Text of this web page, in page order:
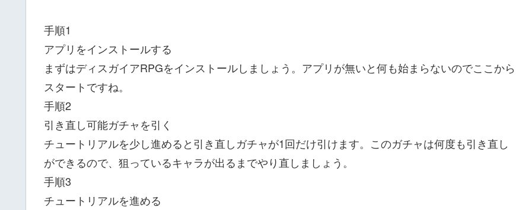
手順1
アプリをインストールする
まずはディスガイアRPGをインストールしましょう。アプリが無いと何も始まらないのでここから
スタートですね。
手順2
引き直し可能ガチャを引く
チュートリアルを少し進めると引き直しガチャが1回だけ引けます。このガチャは何度も引き直し
ができるので、狙っているキャラが出るまでやり直しましょう。
手順3
チュートリアルを進める